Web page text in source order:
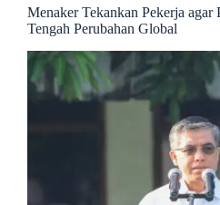
Menaker Tekankan Pekerja agar
Tengah Perubahan Global